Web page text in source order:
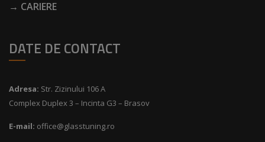
→ CARIERE
DATE DE CONTACT
Adresa: Str. Zizinului 106 A
Complex Duplex 3 – Incinta G3 – Brasov
E-mail: office@glasstuning.ro